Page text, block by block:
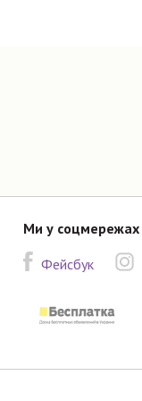
Ми у соцмережах
Фейсбук